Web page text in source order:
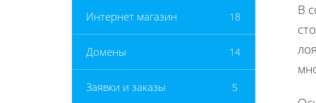
Интернет магазин 18
Домены 14
Заявки и заказы 5
В